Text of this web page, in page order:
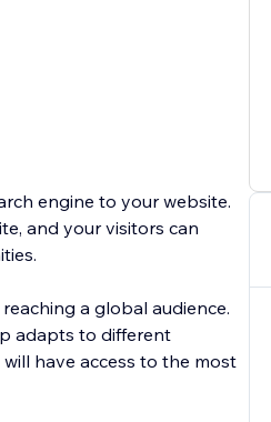
engine to your website.
and your visitors can
a global audience.
adapts to different
have access to the most